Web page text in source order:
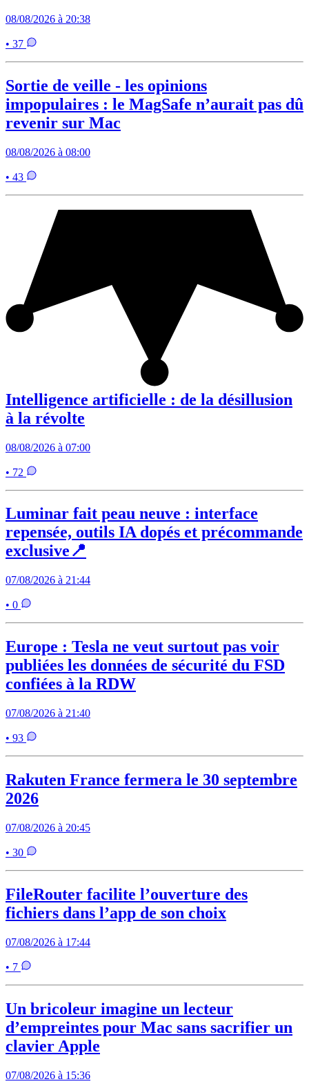
08/08/2026 à 20:38
• 37
Sortie de veille - les opinions
impopulaires : le MagSafe n’aurait pas dû
revenir sur Mac
08/08/2026 à 08:00
• 43
Intelligence artificielle : de la désillusion
à la révolte
08/08/2026 à 07:00
• 72
Luminar fait peau neuve : interface
repensée, outils IA dopés et précommande
exclusive📍
07/08/2026 à 21:44
• 0
Europe : Tesla ne veut surtout pas voir
publiées les données de sécurité du FSD
confiées à la RDW
07/08/2026 à 21:40
• 93
Rakuten France fermera le 30 septembre
2026
07/08/2026 à 20:45
• 30
FileRouter facilite l’ouverture des
fichiers dans l’app de son choix
07/08/2026 à 17:44
• 7
Un bricoleur imagine un lecteur
d’empreintes pour Mac sans sacrifier un
clavier Apple
07/08/2026 à 15:36